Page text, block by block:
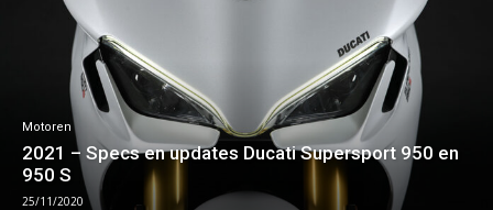
Motoren
2021 – Specs en updates Ducati Supersport 950 en
950 S
25/11/2020